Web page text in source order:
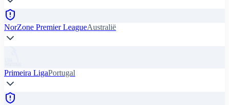
NorZone Premier LeagueAustralië
Primeira LigaPortugal